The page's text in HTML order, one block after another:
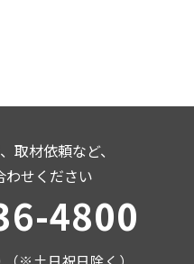
取材依頼など、
わせください
4800